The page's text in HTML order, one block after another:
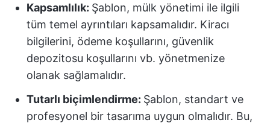
Kapsamlılık: Şablon, mülk yönetimi ile ilgili
tüm temel ayrıntıları kapsamalıdır. Kiracı
bilgilerini, ödeme koşullarını, güvenlik
depozitosu koşullarını vb. yönetmenize
olanak sağlamalıdır.
Tutarlı biçimlendirme: Şablon, standart ve
profesyonel bir tasarıma uygun olmalıdır. Bu,